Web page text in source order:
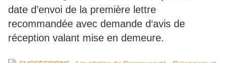
date d’envoi de la première lettre
recommandée avec demande d‘avis de
réception valant mise en demeure.